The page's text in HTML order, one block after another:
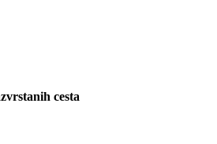
cesta